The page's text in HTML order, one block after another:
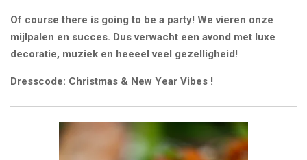
Of course there is going to be a party! We vieren onze
mijlpalen en succes. Dus verwacht een avond met luxe
decoratie, muziek en heeeel veel gezelligheid!
Dresscode: Christmas & New Year Vibes !